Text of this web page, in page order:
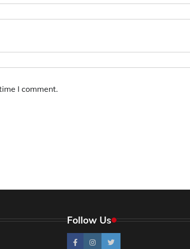
I comment.
Follow Us